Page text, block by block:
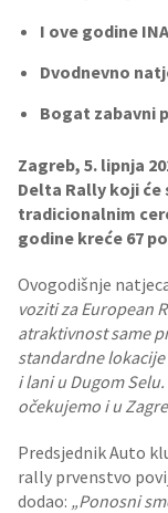
I ove godine
Dvodnevno
Bogat zabavni
Zagreb, 5. lipnja
Delta Rally koji će
tradicionalnim
godine kreće 67
Ovogodišnje
voziti za European
atraktivnost same
standardne lokacije
i lani u Dugom
očekujemo i u
Predsjednik Auto
rally prvenstvo
dodao: „Ponosni